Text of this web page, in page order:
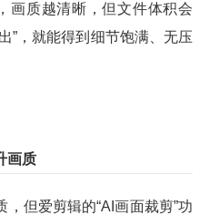
画质越清晰，但文件体积会
”，就能得到细节饱满、无压
画质
但爱剪辑的“AI画面裁剪”功